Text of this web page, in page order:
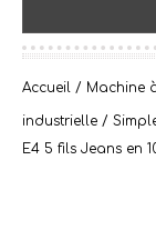
Accueil / Machine
industrielle /
E4 5 fils Jeans en